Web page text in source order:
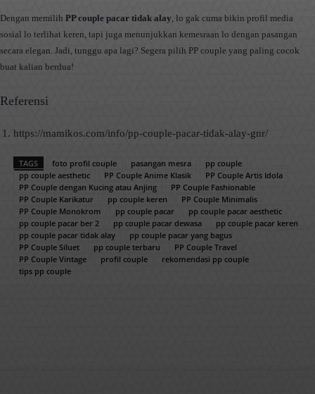
Dengan memilih PP couple pacar tidak alay, lo gak cuma bikin profil media
sosial lo terlihat keren, tapi juga menunjukkan kemesraan lo dengan pasangan
secara elegan. Jadi, tunggu apa lagi? Segera pilih PP couple yang paling cocok
buat kalian berdua!
Referensi
https://mamikos.com/info/pp-couple-pacar-tidak-alay-gnr/
TAGS foto profil couple pasangan mesra
pp couple
pp couple aesthetic
PP Couple Anime Klasik
PP Couple Artis Idola
PP Couple dengan Kucing atau Anjing
PP Couple Fashionable
PP Couple Karikatur
pp couple keren
PP Couple Minimalis
PP Couple Monokrom
pp couple pacar
pp couple pacar aesthetic
pp couple pacar ber 2
pp couple pacar dewasa
pp couple pacar keren
pp couple pacar tidak alay
pp couple pacar yang bagus
PP Couple Siluet
pp couple terbaru
PP Couple Travel
PP Couple Vintage
profil couple
rekomendasi pp couple
tips pp couple